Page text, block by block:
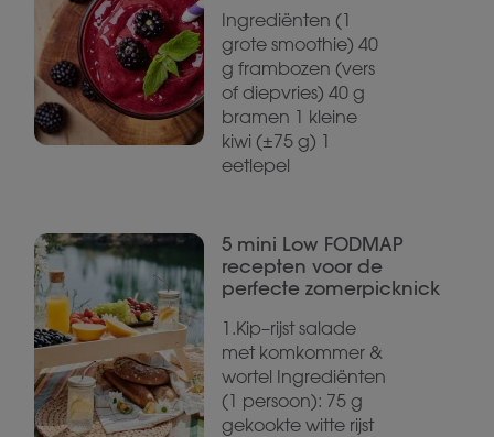
Ingrediënten (1
grote smoothie) 40
g frambozen (vers
of diepvries) 40 g
bramen 1 kleine
kiwi (±75 g) 1
eetlepel
5 mini Low FODMAP
recepten voor de
perfecte zomerpicknick
1.Kip–rijst salade
met komkommer &
wortel Ingrediënten
(1 persoon): 75 g
gekookte witte rijst